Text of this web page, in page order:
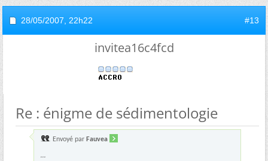
28/05/2007, 22h22 #13
invitea16c4fcd
Re : énigme de sédimentologie
Envoyé par Fauvea
...